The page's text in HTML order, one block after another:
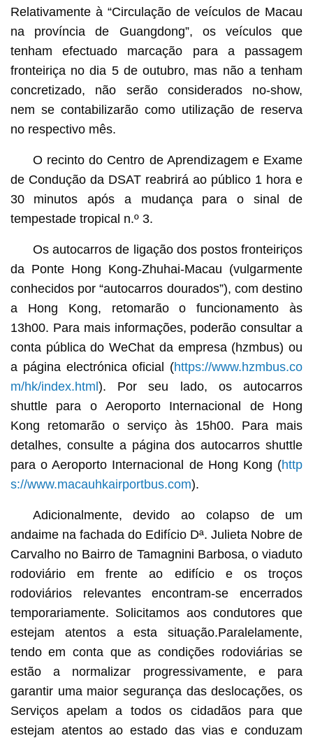
Relativamente à “Circulação de veículos de Macau
na província de Guangdong”, os veículos que
tenham efectuado marcação para a passagem
fronteiriça no dia 5 de outubro, mas não a tenham
concretizado, não serão considerados no-show,
nem se contabilizarão como utilização de reserva
no respectivo mês.
O recinto do Centro de Aprendizagem e Exame
de Condução da DSAT reabrirá ao público 1 hora e
30 minutos após a mudança para o sinal de
tempestade tropical n.º 3.
Os autocarros de ligação dos postos fronteiriços
da Ponte Hong Kong-Zhuhai-Macau (vulgarmente
conhecidos por “autocarros dourados”), com destino
a Hong Kong, retomarão o funcionamento às
13h00. Para mais informações, poderão consultar a
conta pública do WeChat da empresa (hzmbus) ou
a página electrónica oficial (https://www.hzmbus.co
m/hk/index.html). Por seu lado, os autocarros
shuttle para o Aeroporto Internacional de Hong
Kong retomarão o serviço às 15h00. Para mais
detalhes, consulte a página dos autocarros shuttle
para o Aeroporto Internacional de Hong Kong (http
s://www.macauhkairportbus.com).
Adicionalmente, devido ao colapso de um
andaime na fachada do Edifício Dª. Julieta Nobre de
Carvalho no Bairro de Tamagnini Barbosa, o viaduto
rodoviário em frente ao edifício e os troços
rodoviários relevantes encontram-se encerrados
temporariamente. Solicitamos aos condutores que
estejam atentos a esta situação.Paralelamente,
tendo em conta que as condições rodoviárias se
estão a normalizar progressivamente, e para
garantir uma maior segurança das deslocações, os
Serviços apelam a todos os cidadãos para que
estejam atentos ao estado das vias e conduzam